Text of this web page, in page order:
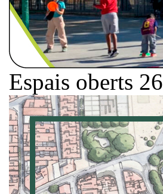
Espais oberts 26